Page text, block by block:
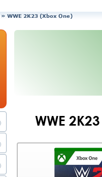
» WWE 2K23 (Xbox One)
WWE